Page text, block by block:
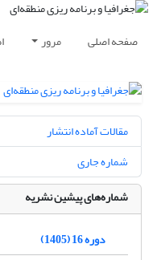
صفحه اصلی مرور
مقالات آماده انتشار
شماره جاری
شماره‌های پیشین نشریه
دوره 16 (1405)